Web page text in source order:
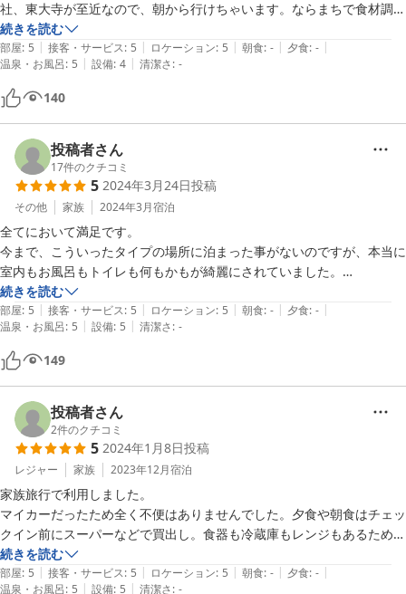
社、東大寺が至近なので、朝から行けちゃいます。ならまちで食材調達
し、調理しました。IHは2口あり、電子レンジ、冷蔵庫もまあまあ大き
いです。強いて挙げると、鍋の蓋、キッチンバサミ、水切りかごがある
と完璧、と思いました。そんなにガッツリ調理しないなら、余裕で暮ら
せる感じです。
続きを読む
部屋: 5 | 接客・サービス: 5 | ロケーション: 5 | 朝食: - | 夕食: - |
温泉・お風呂: 5 | 設備: 4 | 清潔さ: -
140
投稿者さん
17件のクチコミ
5 2024年3月24日投稿
その他 家族 2024年3月宿泊
全てにおいて満足です。
今まで、こういったタイプの場所に泊まった事がないのですが、本当に
室内もお風呂もトイレも何もかもが綺麗にされていました。
またチェックインの際には観光名所をはじめ夕陽が綺麗な所を教えてい
ただきありがとうございます。
本当に夕陽が綺麗で行ってみてよかったです。
常に鹿を見れる場所に泊まってみたいと､､､夢みてましたが
その夢を実現する事ができました。
本当にありがとうございます。
受付の方も、駐車場をお借りするお向かいの商店の方も
みなさま本当に対応が素晴らしくて素敵な日になりました。
ぜひ、また泊まりにいきたいです。
続きを読む
部屋: 5 | 接客・サービス: 5 | ロケーション: 5 | 朝食: - | 夕食: - |
温泉・お風呂: 5 | 設備: 5 | 清潔さ: -
149
投稿者さん
2件のクチコミ
5 2024年1月8日投稿
レジャー 家族 2023年12月宿泊
家族旅行で利用しました。
マイカーだったため全く不便はありませんでした。夕食や朝食はチェッ
クイン前にスーパーなどで買出し。食器も冷蔵庫もレンジもあるためリ
ラックスしてゆったり夜を過ごせませした。
オーナーさん？フロントの男性の方がとてもお優しく観光案内などもし
続きを読む
部屋: 5 | 接客・サービス: 5 | ロケーション: 5 | 朝食: - | 夕食: - |
温泉・お風呂: 5 | 設備: 5 | 清潔さ: -